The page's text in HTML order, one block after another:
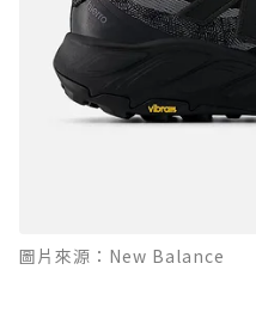
圖片來源：New Balance